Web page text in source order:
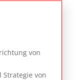
von
Strategie von